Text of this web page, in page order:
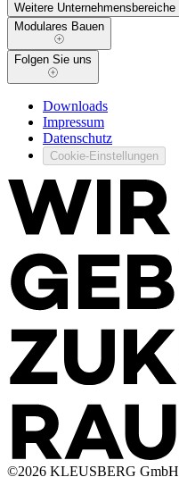
Weitere Unternehmensbereiche
Modulares Bauen
Folgen Sie uns
Downloads
Impressum
Datenschutz
Cookie-Einstellungen
©2026 KLEUSBERG GmbH